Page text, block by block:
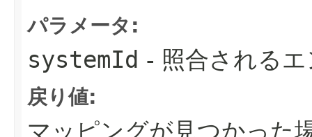
パラメータ:
systemId - 照合される
戻り値:
マッピングが見つかった